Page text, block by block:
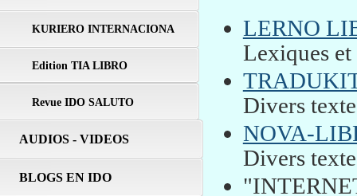
KURIERO INTERNACIONA
Edition TIA LIBRO
Revue IDO SALUTO
AUDIOS - VIDEOS
BLOGS EN IDO
LERNO
Lexiques
Divers
NOVA-
Divers